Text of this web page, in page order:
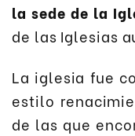
la sede de la
de las Iglesias
La iglesia fue
estilo
de las que